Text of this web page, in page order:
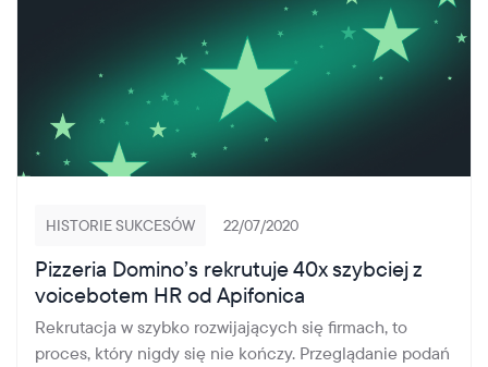
HISTORIE SUKCESÓW 22/07/2020
Pizzeria Domino’s rekrutuje 40x szybciej z
voicebotem HR od Apifonica
Rekrutacja w szybko rozwijających się firmach, to
proces, który nigdy się nie kończy. Przeglądanie podań